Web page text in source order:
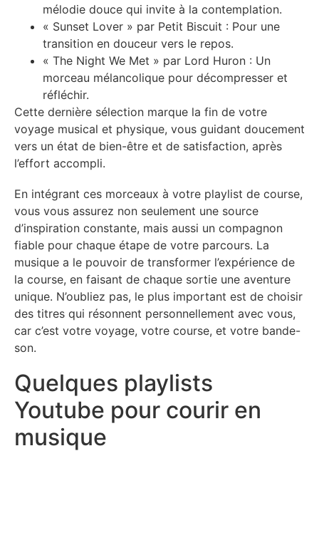
mélodie douce qui invite à la contemplation.
« Sunset Lover » par Petit Biscuit : Pour une
transition en douceur vers le repos.
« The Night We Met » par Lord Huron : Un
morceau mélancolique pour décompresser et
réfléchir.
Cette dernière sélection marque la fin de votre
voyage musical et physique, vous guidant doucement
vers un état de bien-être et de satisfaction, après
l’effort accompli.
En intégrant ces morceaux à votre playlist de course,
vous vous assurez non seulement une source
d’inspiration constante, mais aussi un compagnon
fiable pour chaque étape de votre parcours. La
musique a le pouvoir de transformer l’expérience de
la course, en faisant de chaque sortie une aventure
unique. N’oubliez pas, le plus important est de choisir
des titres qui résonnent personnellement avec vous,
car c’est votre voyage, votre course, et votre bande-
son.
Quelques playlists
Youtube pour courir en
musique